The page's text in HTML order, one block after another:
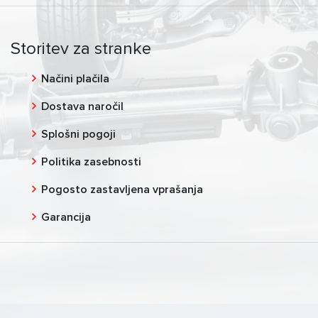
Storitev za stranke
Načini plačila
Dostava naročil
Splošni pogoji
Politika zasebnosti
Pogosto zastavljena vprašanja
Garancija